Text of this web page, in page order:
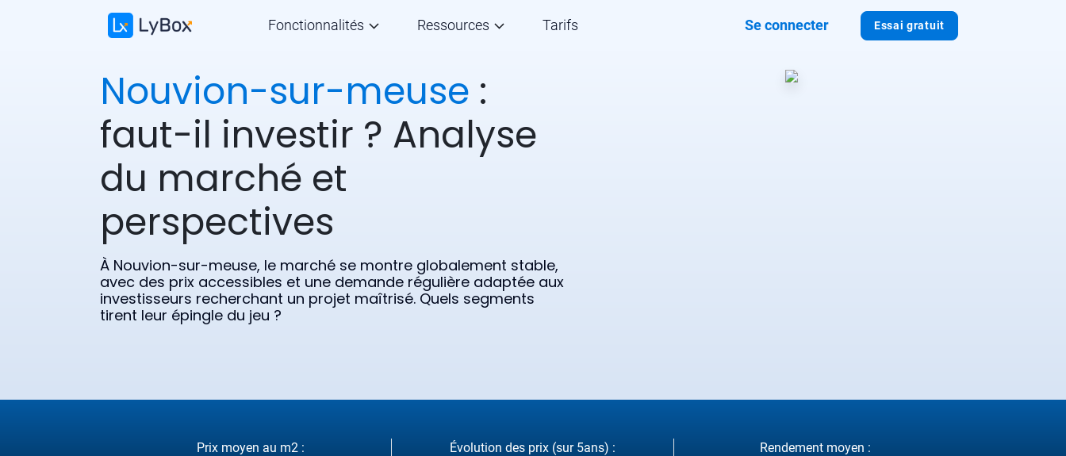
Essai gratuit
Fonctionnalités Ressources Tarifs Se connecter
Nouvion-sur-meuse :
faut-il investir ? Analyse
du marché et
perspectives
À Nouvion-sur-meuse, le marché se montre globalement stable,
avec des prix accessibles et une demande régulière adaptée aux
investisseurs recherchant un projet maîtrisé. Quels segments
tirent leur épingle du jeu ?
Prix moyen au m2 : Évolution des prix (sur 5ans) : Rendement moyen :